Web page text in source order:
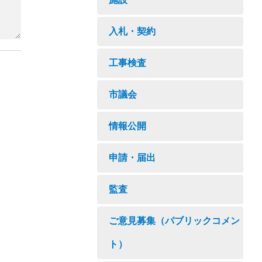
入札・契約
工事検査
市議会
情報公開
申請・届出
監査
ご意見募集（パブリックコメン
ト）